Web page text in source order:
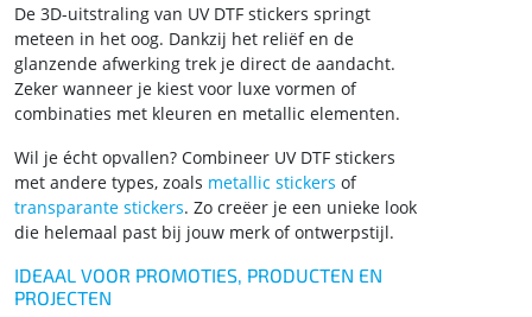
De 3D-uitstraling van UV DTF stickers springt
meteen in het oog. Dankzij het reliëf en de
glanzende afwerking trek je direct de aandacht.
Zeker wanneer je kiest voor luxe vormen of
combinaties met kleuren en metallic elementen.
Wil je écht opvallen? Combineer UV DTF stickers
met andere types, zoals metallic stickers of
transparante stickers. Zo creëer je een unieke look
die helemaal past bij jouw merk of ontwerpstijl.
IDEAAL VOOR PROMOTIES, PRODUCTEN EN
PROJECTEN